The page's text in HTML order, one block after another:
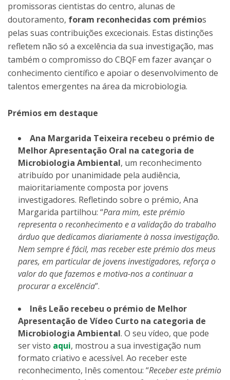
promissoras cientistas do centro, alunas de
doutoramento, foram reconhecidas com prémios
pelas suas contribuições excecionais. Estas distinções
refletem não só a excelência da sua investigação, mas
também o compromisso do CBQF em fazer avançar o
conhecimento científico e apoiar o desenvolvimento de
talentos emergentes na área da microbiologia.
Prémios em destaque
Ana Margarida Teixeira recebeu o prémio de
Melhor Apresentação Oral na categoria de
Microbiologia Ambiental, um reconhecimento
atribuído por unanimidade pela audiência,
maioritariamente composta por jovens
investigadores. Refletindo sobre o prémio, Ana
Margarida partilhou: “Para mim, este prémio
representa o reconhecimento e a validação do trabalho
árduo que dedicamos diariamente à nossa investigação.
Nem sempre é fácil, mas receber este prémio dos meus
pares, em particular de jovens investigadores, reforça o
valor do que fazemos e motiva-nos a continuar a
procurar a excelência”.
Inês Leão recebeu o prémio de Melhor
Apresentação de Vídeo Curto na categoria de
Microbiologia Ambiental. O seu vídeo, que pode
ser visto aqui, mostrou a sua investigação num
formato criativo e acessível. Ao receber este
reconhecimento, Inês comentou: “Receber este prémio